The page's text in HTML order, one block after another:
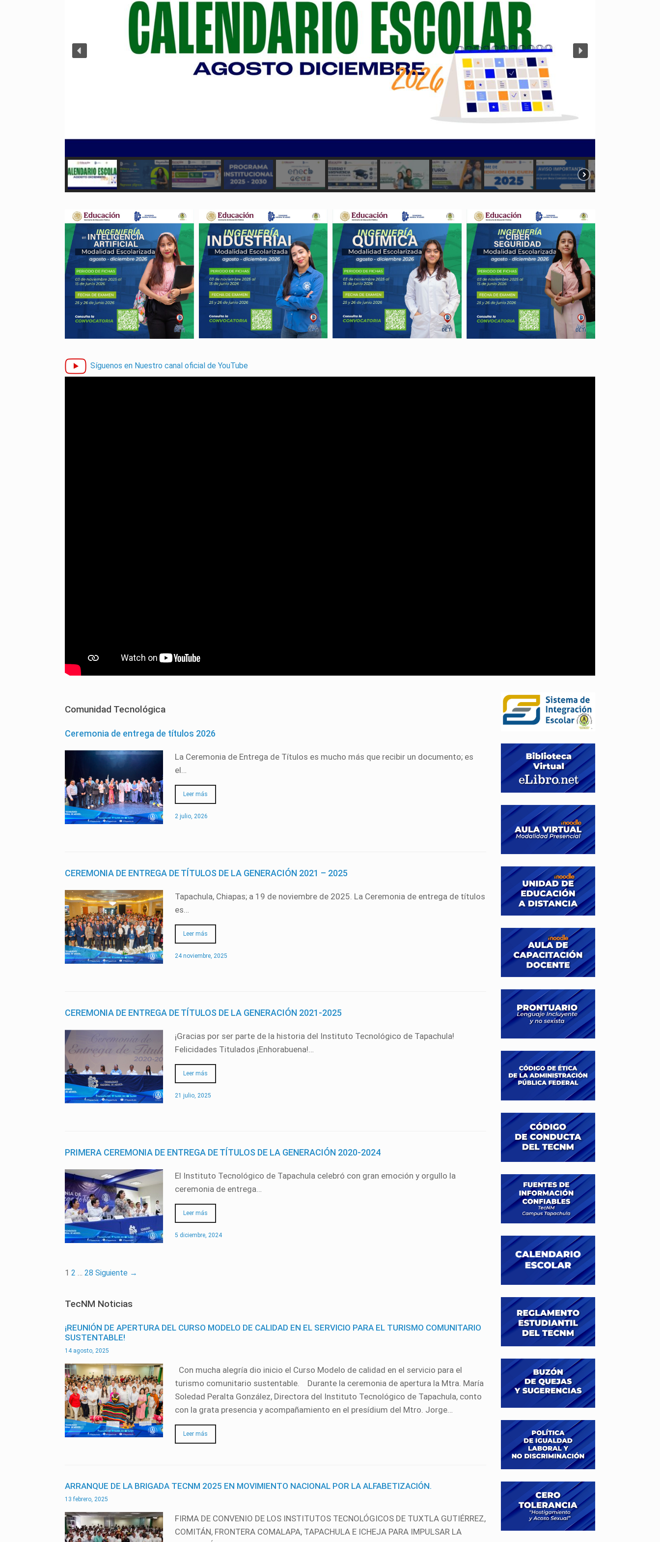
Síguenos en Nuestro canal oficial de YouTube
Comunidad Tecnológica
Ceremonia de entrega de títulos 2026
La Ceremonia de Entrega de Títulos es mucho más que recibir un documento; es
el…
Leer más
2 julio, 2026
CEREMONIA DE ENTREGA DE TÍTULOS DE LA GENERACIÓN 2021 – 2025
Tapachula, Chiapas; a 19 de noviembre de 2025. La Ceremonia de entrega de títulos
es…
Leer más
24 noviembre, 2025
CEREMONIA DE ENTREGA DE TÍTULOS DE LA GENERACIÓN 2021-2025
¡Gracias por ser parte de la historia del Instituto Tecnológico de Tapachula!
Felicidades Titulados ¡Enhorabuena!…
Leer más
21 julio, 2025
PRIMERA CEREMONIA DE ENTREGA DE TÍTULOS DE LA GENERACIÓN 2020-2024
El Instituto Tecnológico de Tapachula celebró con gran emoción y orgullo la
ceremonia de entrega…
Leer más
5 diciembre, 2024
1 2 … 28 Siguiente →
TecNM Noticias
¡REUNIÓN DE APERTURA DEL CURSO MODELO DE CALIDAD EN EL SERVICIO PARA EL TURISMO COMUNITARIO
SUSTENTABLE!
14 agosto, 2025
Con mucha alegría dio inicio el Curso Modelo de calidad en el servicio para el
turismo comunitario sustentable. Durante la ceremonia de apertura la Mtra. María
Soledad Peralta González, Directora del Instituto Tecnológico de Tapachula, conto
con la grata presencia y acompañamiento en el presídium del Mtro. Jorge…
Leer más
ARRANQUE DE LA BRIGADA TECNM 2025 EN MOVIMIENTO NACIONAL POR LA ALFABETIZACIÓN.
13 febrero, 2025
FIRMA DE CONVENIO DE LOS INSTITUTOS TECNOLÓGICOS DE TUXTLA GUTIÉRREZ,
COMITÁN, FRONTERA COMALAPA, TAPACHULA E ICHEJA PARA IMPULSAR LA